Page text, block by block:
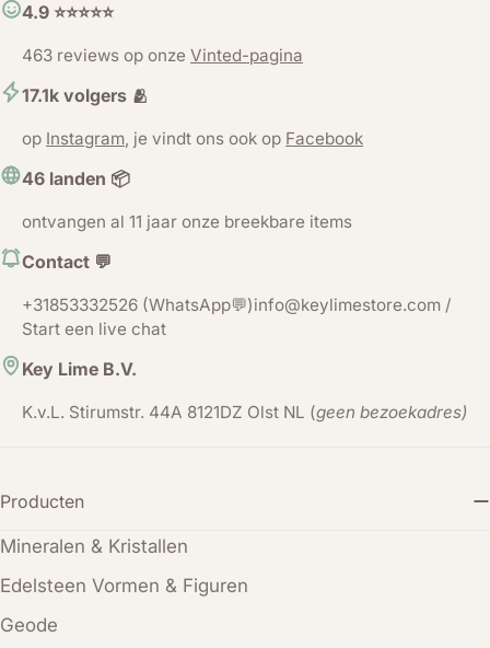
4.9 ⭐️⭐️⭐️⭐️⭐️
463 reviews op onze Vinted-pagina
17.1k volgers 🫂
op Instagram, je vindt ons ook op Facebook
46 landen 📦
ontvangen al 11 jaar onze breekbare items
Contact 💬
+31853332526 (WhatsApp💬)info@keylimestore.com /
Start een live chat
Key Lime B.V.
K.v.L. Stirumstr. 44A 8121DZ Olst NL (geen bezoekadres)
Producten
Mineralen & Kristallen
Edelsteen Vormen & Figuren
Geode